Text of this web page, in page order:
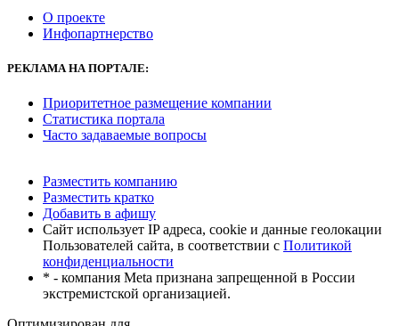
О проекте
Инфопартнерство
РЕКЛАМАНА ПОРТАЛЕ:
Приоритетное размещение компании
Статистика портала
Часто задаваемые вопросы
Разместить компанию
Разместить кратко
Добавить в афишу
Сайт использует IP адреса, cookie и данные геолокации
Пользователей сайта, в соответствии с Политикой
конфиденциальности
* - компания Meta признана запрещенной в России
экстремистской организацией.